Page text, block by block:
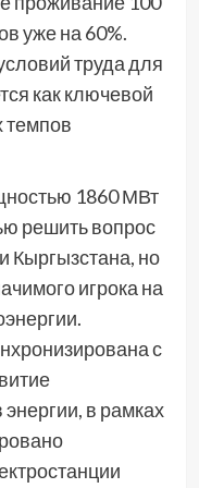
уже на 60%.
труда для
как ключевой
темпов
1860 МВт
решить вопрос
Кыргызстана, но
игрока на
с
в рамках